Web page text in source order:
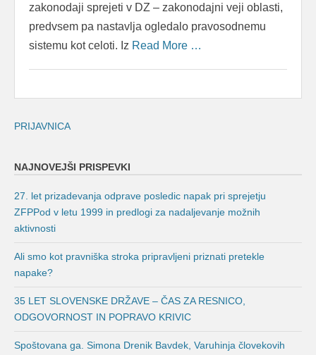
zakonodaji sprejeti v DZ – zakonodajni veji oblasti,
predvsem pa nastavlja ogledalo pravosodnemu
sistemu kot celoti. Iz Read More …
PRIJAVNICA
NAJNOVEJŠI PRISPEVKI
27. let prizadevanja odprave posledic napak pri sprejetju
ZFPPod v letu 1999 in predlogi za nadaljevanje možnih
aktivnosti
Ali smo kot pravniška stroka pripravljeni priznati pretekle
napake?
35 LET SLOVENSKE DRŽAVE – ČAS ZA RESNICO,
ODGOVORNOST IN POPRAVO KRIVIC
Spoštovana ga. Simona Drenik Bavdek, Varuhinja človekovih